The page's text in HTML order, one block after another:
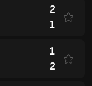
2
1
1
2